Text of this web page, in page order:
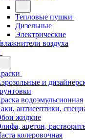
Тепловые пушки
Дизельные
Электрические
воздуха
и
водоэмульсионная
антисептики,
жидкие
ацетон,
колеровочная